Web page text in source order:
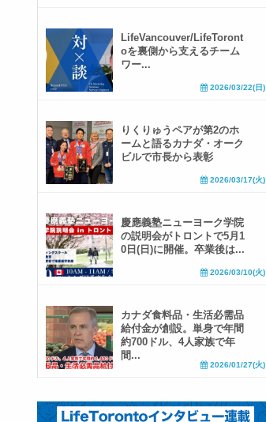
LifeVancouver/LifeToront
oを裏側から支えるチーム
ワー...
2026/03/22(日)
りくりゅうペアが第2のホ
ームと語るカナダ・オーク
ビルで市長から表彰
2026/03/17(火)
慶應義塾ニューヨーク学院
の説明会がトロントで5月1
0日(日)に開催。卒業後は...
2026/03/10(火)
カナダ食料品・生活必需品
給付金が創設。単身で年間
約700ドル、4人家族で年
間...
2026/01/27(火)